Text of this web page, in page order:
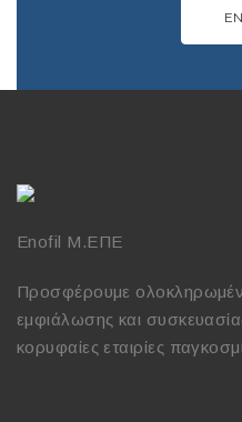
Enofil Μ.ΕΠΕ
Προσφέρουμε
εμφιάλωσης και
κορυφαίες εταιρίες